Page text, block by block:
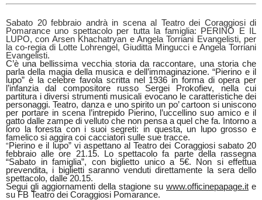
Sabato 20 febbraio andrà in scena al Teatro dei Coraggiosi di
Pomarance uno spettacolo per tutta la famiglia: PERINO E IL
LUPO, con Arsen Khachatryan e Angela Torriani Evangelisti, per
la co-regia di Lotte Lohrengel, Giuditta Mingucci e Angela Torriani
Evangelisti.
C’è una bellissima vecchia storia da raccontare, una storia che
parla della magia della musica e dell ’immaginazione. “Pierino e il
lupo” è la celebre favola scritta nel 1936 in forma di opera per
’infanzia dal compositore russo Sergei Prokofiev, nella cui
partitura i diversi strumenti musicali evocano le caratteristiche dei
personaggi. Teatro, danza e uno spirito un po’cartoon si uniscono
per portare in scena l ’intrepido Pierino, l ’uccellino suo amico e il
gatto dalle zampe di velluto che non pensa a quel che fa. Intorno a
loro la foresta con i suoi segreti: in questa, un lupo grosso e
famelico si aggira coi cacciatori sulle sue tracce.
“Pierino e il lupo” vi aspettano al Teatro dei Coraggiosi sabato 20
febbraio alle ore 21.15. Lo spettacolo fa parte della rassegna
“Sabato in famiglia”, con biglietto unico a 5€. Non si effettua
prevendita, i biglietti saranno venduti direttamente la sera dello
spettacolo, dalle 20.15.
Segui gli aggiornamenti della stagione su www.officinepapage.it e
su FB Teatro dei Coraggiosi Pomarance.